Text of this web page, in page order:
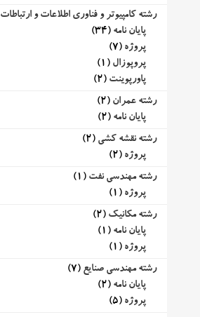
رشته کامپیوتر و فناوری اطلاعات و ارتباطات
پایان نامه (34)
پروژه (7)
پروپوزال (1)
پاورپوینت (2)
رشته عمران (2)
پایان نامه (2)
رشته نقشه کشی (2)
پروژه (2)
رشته مهندسی نفت (1)
پروژه (1)
رشته مکانیک (2)
پایان نامه (1)
پروژه (1)
رشته مهندسی صنایع (7)
پایان نامه (2)
پروژه (5)